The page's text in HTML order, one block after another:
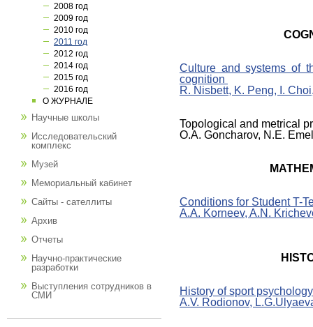
Сulture and systems of
cognition
R. Nisbett, K. Peng, I.
Topological and metrical
O.A. Goncharov, N.E.
Conditions for Student T-
A.A. Korneev, A.N.
History of sport
A.V. Rodionov,
2008 год
2009 год
2010 год
2011 год
2012 год
2014 год
2015 год
2016 год
О ЖУРНАЛЕ
Научные школы
Исследовательский
комплекс
Музей
Мемориальный кабинет
Сайты - сателлиты
Архив
Отчеты
Научно-практические
разработки
Выступления сотрудников в
СМИ